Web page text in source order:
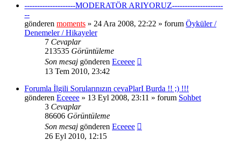
--------------------MODERATÖR ARIYORUZ--------------------
--
gönderen moments » 24 Ara 2008, 22:22 » forum Öyküler /
Denemeler / Hikayeler
7 Cevaplar
213535 Görüntüleme
Son mesaj gönderen Eceeee
13 Tem 2010, 23:42
Forumla İlgili Sorularınızın cevaPlarI Burda !! ;) !!!
gönderen Eceeee » 13 Eyl 2008, 23:11 » forum Sohbet
3 Cevaplar
86606 Görüntüleme
Son mesaj gönderen Eceeee
26 Eyl 2010, 12:15